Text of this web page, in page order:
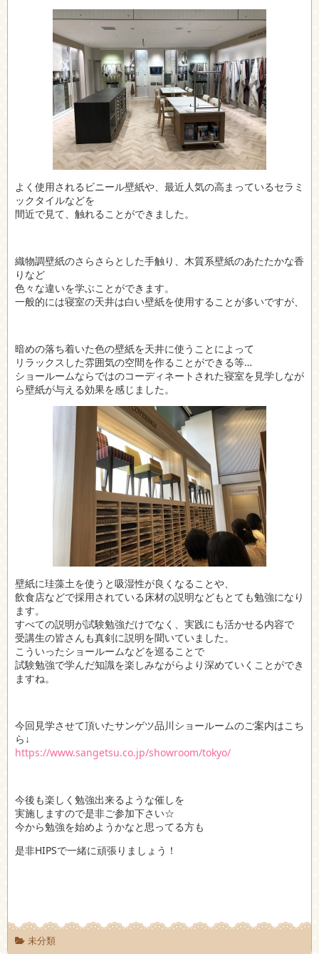
よく使用されるビニール壁紙や、最近人気の高まっているセラミ
ックタイルなどを
間近で見て、触れることができました。
織物調壁紙のさらさらとした手触り、木質系壁紙のあたたかな香
りなど
色々な違いを学ぶことができます。
一般的には寝室の天井は白い壁紙を使用することが多いですが、
暗めの落ち着いた色の壁紙を天井に使うことによって
リラックスした雰囲気の空間を作ることができる等…
ショールームならではのコーディネートされた寝室を見学しなが
ら壁紙が与える効果を感じました。
壁紙に珪藻土を使うと吸湿性が良くなることや、
飲食店などで採用されている床材の説明などもとても勉強になり
ます。
すべての説明が試験勉強だけでなく、実践にも活かせる内容で
受講生の皆さんも真剣に説明を聞いていました。
こういったショールームなどを巡ることで
試験勉強で学んだ知識を楽しみながらより深めていくことができ
ますね。
今回見学させて頂いたサンゲツ品川ショールームのご案内はこち
ら↓
https://www.sangetsu.co.jp/showroom/tokyo/
今後も楽しく勉強出来るような催しを
実施しますので是非ご参加下さい☆
今から勉強を始めようかなと思ってる方も
是非HIPSで一緒に頑張りましょう！
未分類